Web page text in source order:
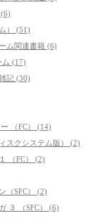
） (51)
ム関連書籍 (6)
(17)
記 (30)
（FC） (14)
スクシステム版） (2)
（FC） (2)
（SFC） (2)
３ （SFC） (6)